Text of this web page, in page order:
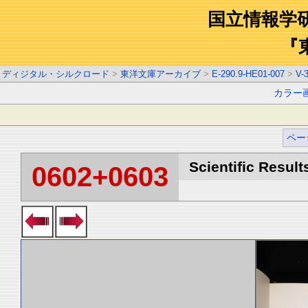
国立情報学
『
ディジタル・シルクロード > 東洋文庫アーカイブ > E-290.9-HE01-007 > V-3
カラー
ペー
0602+0603 Scientific